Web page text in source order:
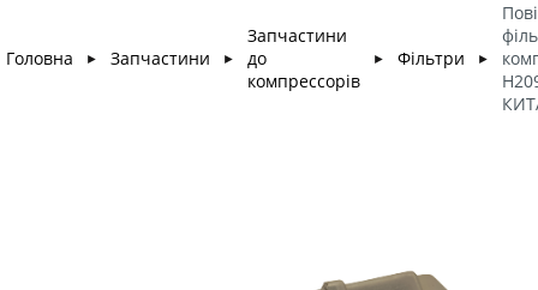
Головна ► Запчастини ►
Запчастини
до
компрессорів
► Фільтри ►